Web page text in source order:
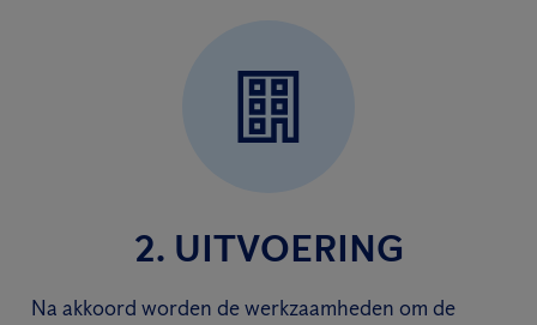
2. UITVOERING
Na akkoord worden de werkzaamheden om de